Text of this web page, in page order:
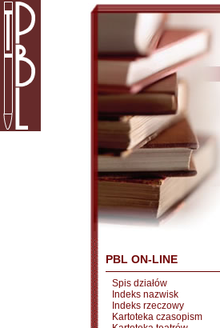
PBL ON-LINE
Spis działów
Indeks nazwisk
Indeks rzeczowy
Kartoteka czasopism